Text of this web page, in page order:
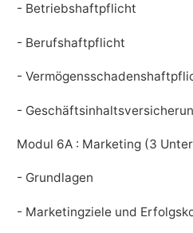
- Betriebshaftpflicht
- Berufshaftpflicht
-
-
Modul 6A : Marketing (3
- Grundlagen
- Marketingziele und